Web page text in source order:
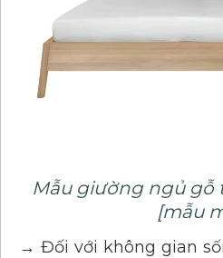
Mẫu giường ngủ gỗ
[mẫu
→ Đối với không gian